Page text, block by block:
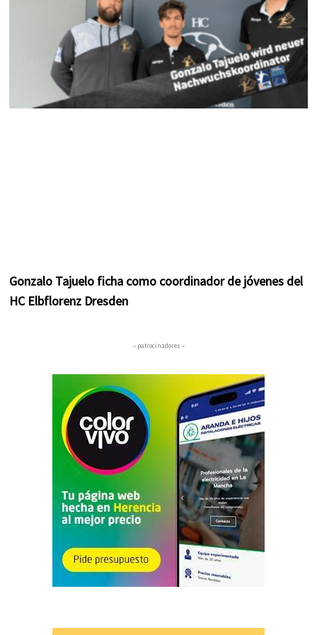
Gonzalo Tajuelo ficha como coordinador de jóvenes del
HC Elbflorenz Dresden
– patrocinadores –